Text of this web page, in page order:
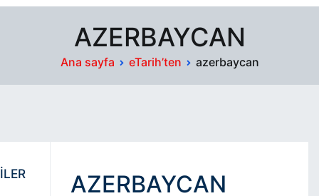
AZERBAYCAN
Ana sayfa eTarih’ten azerbaycan
AZERBAYCAN